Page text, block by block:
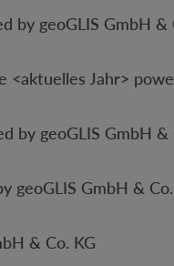
by geoGLIS GmbH &
Jahr>
by geoGLIS GmbH &
geoGLIS GmbH &
& Co. KG